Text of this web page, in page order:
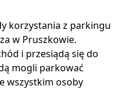
korzystania z parkingu
w Pruszkowie.
i przesiądą się do
mogli parkować
wszystkim osoby